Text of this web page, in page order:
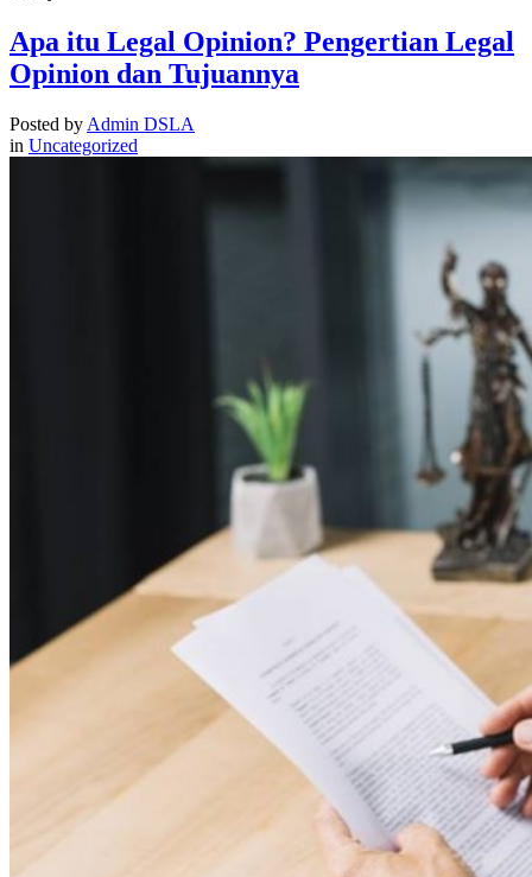
Apa itu Legal Opinion? Pengertian Legal
Opinion dan Tujuannya
Posted by Admin DSLA
in Uncategorized